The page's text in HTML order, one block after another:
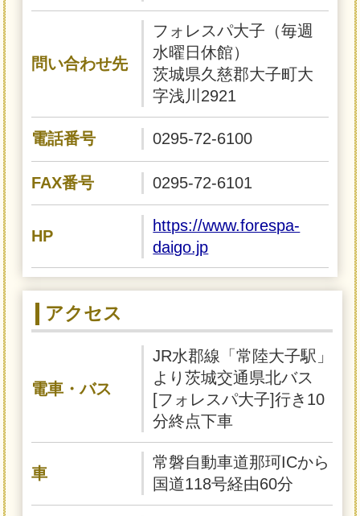
問い合わせ先
フォレスパ大子（毎週
水曜日休館）
茨城県久慈郡大子町大
字浅川2921
電話番号 0295-72-6100
FAX番号 0295-72-6101
HP
https://www.forespa-
daigo.jp
アクセス
電車・バス
JR水郡線「常陸大子駅」
より茨城交通県北バス
[フォレスパ大子]行き10
分終点下車
車
常磐自動車道那珂ICから
国道118号経由60分